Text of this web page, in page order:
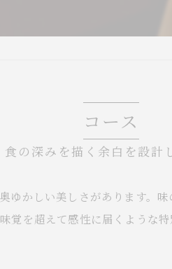
コース
食の深みを描く余白を設計
ゆかしい美しさがあります。
覚を超えて感性に届くような